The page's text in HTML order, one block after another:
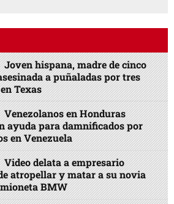
Joven hispana, madre de cinco
a puñaladas por tres
Texas
Venezolanos en Honduras
ayuda para damnificados por
en Venezuela
Video delata a empresario
atropellar y matar a su novia
BMW